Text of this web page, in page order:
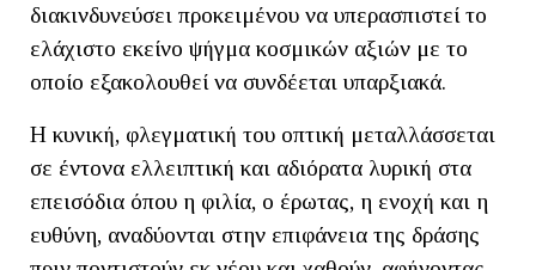
διακινδυνεύσει προκειμένου να υπερασπιστεί το
ελάχιστο εκείνο ψήγμα κοσμικών αξιών με το
οποίο εξακολουθεί να συνδέεται υπαρξιακά.
Η κυνική, φλεγματική του οπτική μεταλλάσσεται
σε έντονα ελλειπτική και αδιόρατα λυρική στα
επεισόδια όπου η φιλία, ο έρωτας, η ενοχή και η
ευθύνη, αναδύονται στην επιφάνεια της δράσης